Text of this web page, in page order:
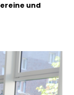
und